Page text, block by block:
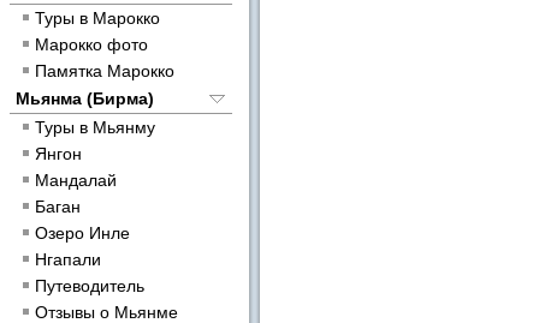
Туры в Марокко
Марокко фото
Памятка Марокко
Мьянма (Бирма)
Туры в Мьянму
Янгон
Мандалай
Баган
Озеро Инле
Нгапали
Путеводитель
Отзывы о Мьянме